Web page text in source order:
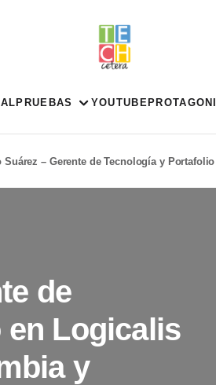
PRUEBAS YOUTUBE
Suárez – Gerente de Tecnología y
de
en Logicalis
y